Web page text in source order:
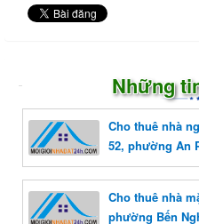
Những
Cho thuê nhà
52, phường An
Cho thuê nhà
phường Bến